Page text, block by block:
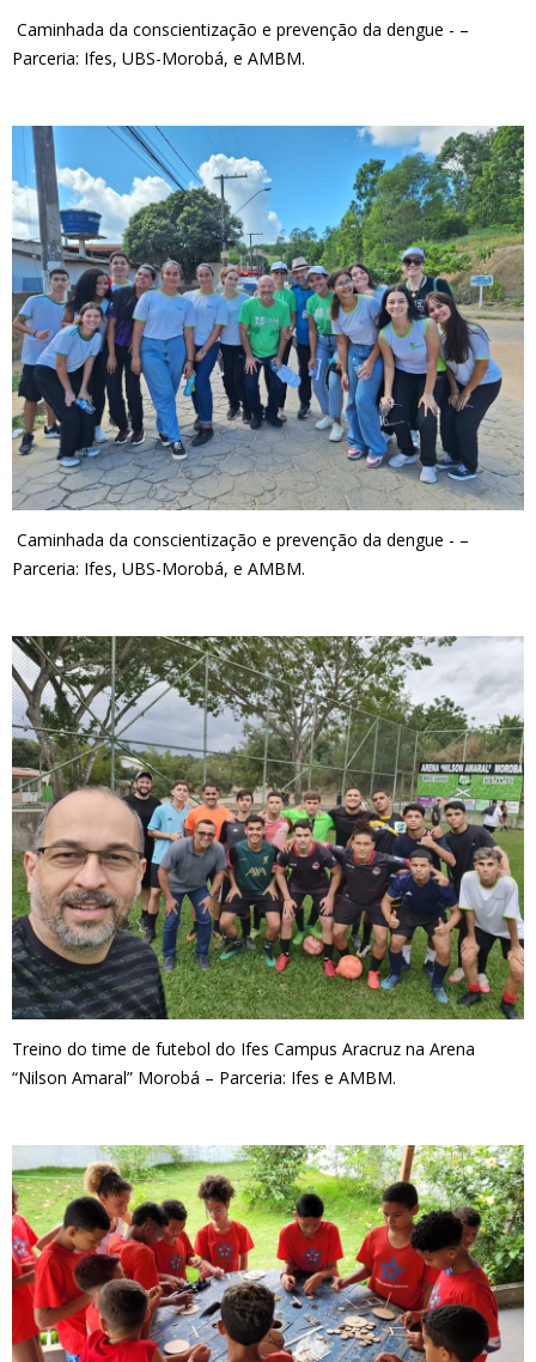
Caminhada da conscientização e prevenção da dengue - –
Parceria: Ifes, UBS-Morobá, e AMBM.
Caminhada da conscientização e prevenção da dengue - –
Parceria: Ifes, UBS-Morobá, e AMBM.
Treino do time de futebol do Ifes Campus Aracruz na Arena
“Nilson Amaral” Morobá – Parceria: Ifes e AMBM.